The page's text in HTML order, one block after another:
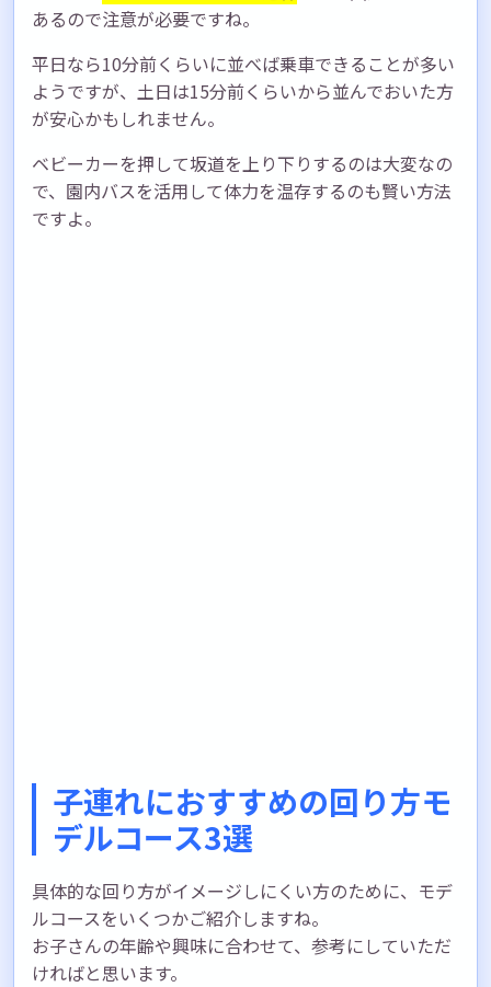
あるので注意が必要ですね。
平日なら10分前くらいに並べば乗車できることが多い
ようですが、土日は15分前くらいから並んでおいた方
が安心かもしれません。
ベビーカーを押して坂道を上り下りするのは大変なの
で、園内バスを活用して体力を温存するのも賢い方法
ですよ。
子連れにおすすめの回り方モ
デルコース3選
具体的な回り方がイメージしにくい方のために、モデ
ルコースをいくつかご紹介しますね。
お子さんの年齢や興味に合わせて、参考にしていただ
ければと思います。